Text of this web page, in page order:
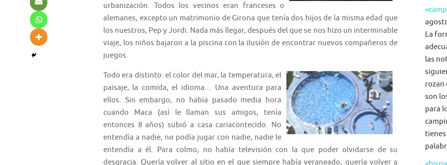
urbanización. Todos los vecinos eran franceses o
alemanes, excepto un matrimonio de Girona que tenía dos hijos de la misma edad que
los nuestros, Pep y Jordi. Nada más llegar, después del que se nos hizo un interminable
viaje, los niños bajaron a la piscina con la ilusión de encontrar nuevos compañeros de
juegos.
Todo era distinto: el color del mar, la temperatura, el
paisaje, la comida, el idioma… Una aventura para
ellos. Sin embargo, no había pasado media hora
cuando Maca (así le llaman sus amigos, tenía
entonces 8 años) subió a casa cariacontecido. No
entendía a nadie, no podía jugar con nadie, nadie le
entendía a él. Para colmo, no había televisión con la que poder olvidarse de su
desgracia. Quería volver al sitio en el que siempre había veraneado, quería volver a
La
las
rozan
son
para